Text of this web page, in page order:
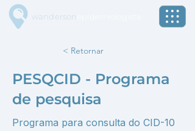
wanderson
< Retornar
PESQCID - Programa
de pesquisa
Programa para consulta do CID-10